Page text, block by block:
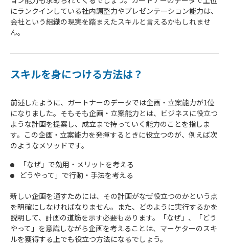
にランクインしている社内調整力やプレゼンテーション能力は、
会社という組織の現実を踏まえたスキルと言えるかもしれませ
ん。
スキルを身につける方法は？
前述したように、ガートナーのデータでは企画・立案能力が1位
になりました。そもそも企画・立案能力とは、ビジネスに役立つ
ような計画を提案し、成立まで持っていく能力のことを指しま
す。この企画・立案能力を発揮するときに役立つのが、例えば次
のようなメソッドです。
「なぜ」で効用・メリットを考える
どうやって」で行動・手法を考える
新しい企画を通すためには、その計画がなぜ役立つのかという点
を明確にしなければなりません。また、どのように実行するかを
説明して、計画の道筋を示す必要もあります。「なぜ」、「どう
やって」を意識しながら企画を考えることは、マーケターのスキ
ルを獲得する上でも役立つ方法になるでしょう。